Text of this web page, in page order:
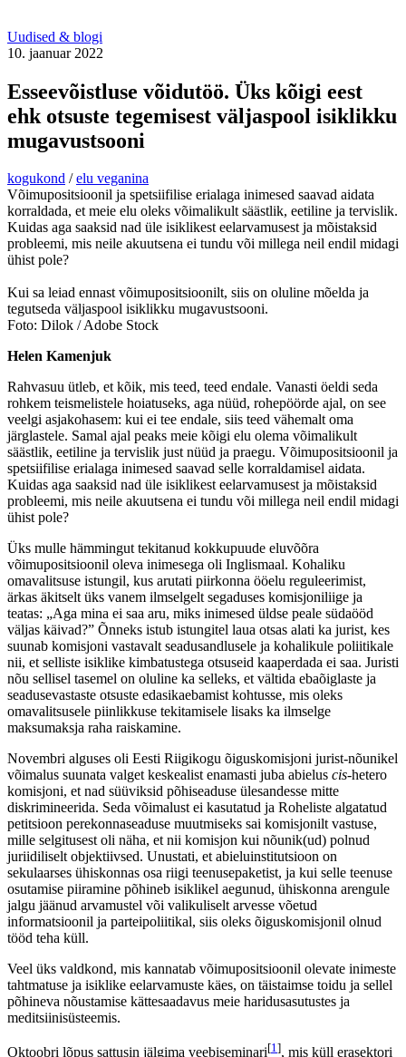
Uudised & blogi
10. jaanuar 2022
Esseevõistluse võidutöö. Üks kõigi eest
ehk otsuste tegemisest väljaspool isiklikku
mugavustsooni
kogukond / elu veganina
Võimupositsioonil ja spetsiifilise erialaga inimesed saavad aidata
korraldada, et meie elu oleks võimalikult säästlik, eetiline ja tervislik.
Kuidas aga saaksid nad üle isiklikest eelarvamusest ja mõistaksid
probleemi, mis neile akuutsena ei tundu või millega neil endil midagi
ühist pole?
tegutseda väljaspool isiklikku mugavustsooni.
Foto: Dilok / Adobe Stock
Helen Kamenjuk
Rahvasuu ütleb, et kõik, mis teed, teed endale. Vanasti öeldi seda
rohkem teismelistele hoiatuseks, aga nüüd, rohepöörde ajal, on see
veelgi asjakohasem: kui ei tee endale, siis teed vähemalt oma
järglastele. Samal ajal peaks meie kõigi elu olema võimalikult
säästlik, eetiline ja tervislik just nüüd ja praegu. Võimupositsioonil ja
spetsiifilise erialaga inimesed saavad selle korraldamisel aidata.
Kuidas aga saaksid nad üle isiklikest eelarvamusest ja mõistaksid
ühist pole?
Üks mulle hämmingut tekitanud kokkupuude eluvõõra
võimupositsioonil oleva inimesega oli Inglismaal. Kohaliku
omavalitsuse istungil, kus arutati piirkonna ööelu reguleerimist,
ärkas äkitselt üks vanem ilmselgelt segaduses komisjoniliige ja
teatas: „Aga mina ei saa aru, miks inimesed üldse peale südaööd
väljas käivad?” Õnneks istub istungitel laua otsas alati ka jurist, kes
suunab komisjoni vastavalt seadusandlusele ja kohalikule poliitikale
nii, et selliste isiklike kimbatustega otsuseid kaaperdada ei saa. Juristi
nõu sellisel tasemel on oluline ka selleks, et vältida ebaõiglaste ja
seadusevastaste otsuste edasikaebamist kohtusse, mis oleks
maksumaksja raha raiskamine.
Novembri alguses oli Eesti Riigikogu õiguskomisjoni jurist-nõunikel
võimalus suunata valget keskealist enamasti juba abielus
diskrimineerida. Seda võimalust ei kasutatud ja Roheliste algatatud